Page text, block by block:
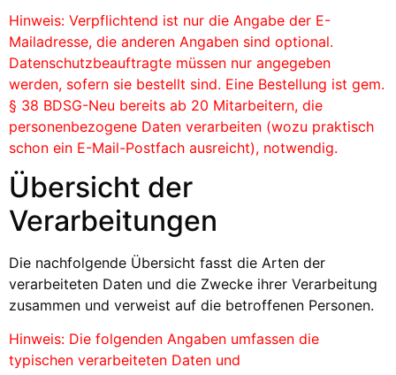
Hinweis: Verpflichtend ist nur die Angabe der E-
Mailadresse, die anderen Angaben sind optional.
Datenschutzbeauftragte müssen nur angegeben
werden, sofern sie bestellt sind. Eine Bestellung ist gem.
§ 38 BDSG-Neu bereits ab 20 Mitarbeitern, die
personenbezogene Daten verarbeiten (wozu praktisch
schon ein E-Mail-Postfach ausreicht), notwendig.
Übersicht der
Verarbeitungen
Die nachfolgende Übersicht fasst die Arten der
verarbeiteten Daten und die Zwecke ihrer Verarbeitung
zusammen und verweist auf die betroffenen Personen.
Hinweis: Die folgenden Angaben umfassen die
typischen verarbeiteten Daten und